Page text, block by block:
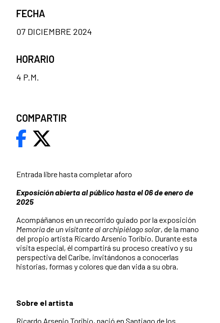
Entrada libre hasta completar aforo
Exposición abierta al público hasta el 06 de enero de
2025
Acompáñanos en un recorrido guiado por la exposición
Memoria de un visitante al archipiélago solar, de la mano
del propio artista Ricardo Arsenio Toribio. Durante esta
visita especial, él compartirá su proceso creativo y su
perspectiva del Caribe, invitándonos a conocerlas
historias, formas y colores que dan vida a su obra.
Sobre el artista
Ricardo Arsenio Toribio, nació en Santiago de los
FECHA
07 DICIEMBRE 2024
HORARIO
4 P.M.
COMPARTIR